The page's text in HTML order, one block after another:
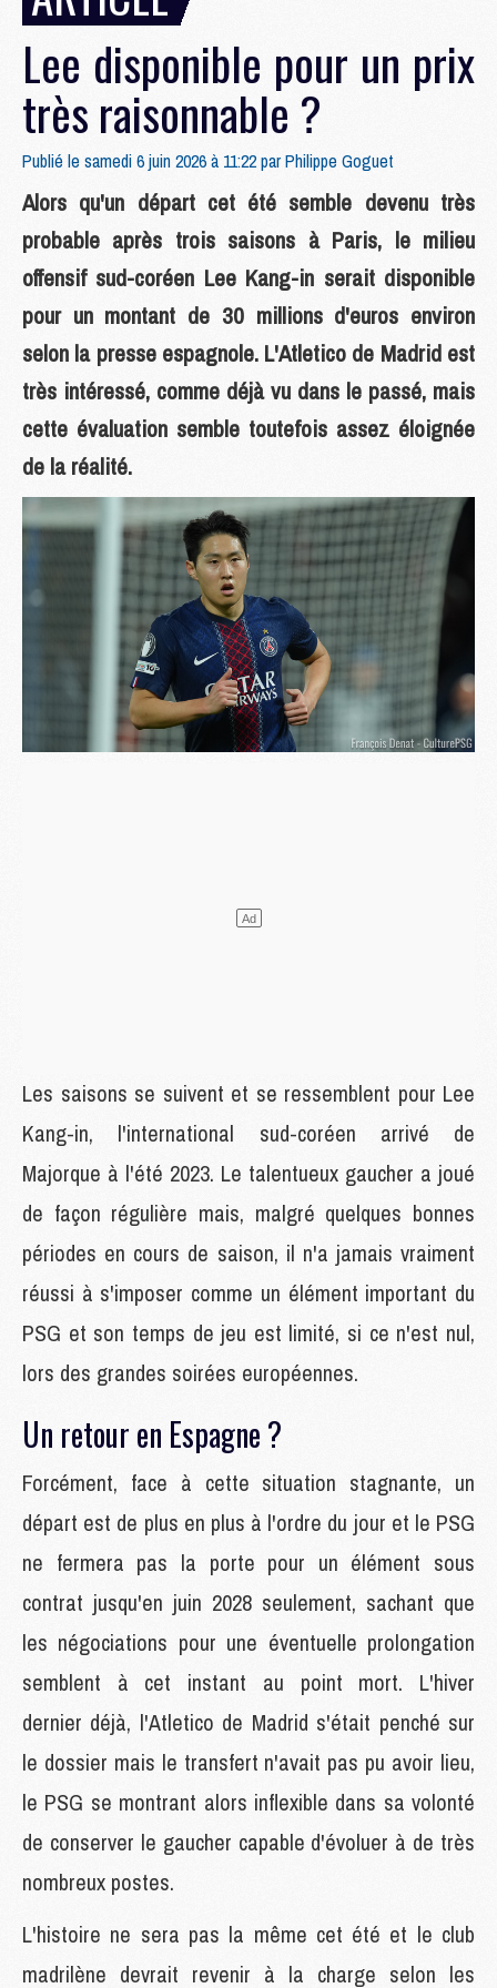
Lee disponible pour un prix
très raisonnable ?
Publié le samedi 6 juin 2026 à 11:22 parPhilippe Goguet
Alors qu'un départ cet été semble devenu très
probable après trois saisons à Paris, le milieu
offensif sud-coréen Lee Kang-in serait disponible
pour un montant de 30 millions d'euros environ
selon la presse espagnole. L'Atletico de Madrid est
très intéressé, comme déjà vu dans le passé, mais
cette évaluation semble toutefois assez éloignée
de la réalité.
Les saisons se suivent et se ressemblent pour Lee
Kang-in, l'international sud-coréen arrivé de
Majorque à l'été 2023. Le talentueux gaucher a joué
de façon régulière mais, malgré quelques bonnes
périodes en cours de saison, il n'a jamais vraiment
réussi à s'imposer comme un élément important du
PSG et son temps de jeu est limité, si ce n'est nul,
lors des grandes soirées européennes.
Un retour en Espagne ?
Forcément, face à cette situation stagnante, un
départ est de plus en plus à l'ordre du jour et le PSG
ne fermera pas la porte pour un élément sous
contrat jusqu'en juin 2028 seulement, sachant que
les négociations pour une éventuelle prolongation
semblent à cet instant au point mort. L'hiver
dernier déjà, l'Atletico de Madrid s'était penché sur
le dossier mais le transfert n'avait pas pu avoir lieu,
le PSG se montrant alors inflexible dans sa volonté
de conserver le gaucher capable d'évoluer à de très
nombreux postes.
L'histoire ne sera pas la même cet été et le club
madrilène devrait revenir à la charge selon les